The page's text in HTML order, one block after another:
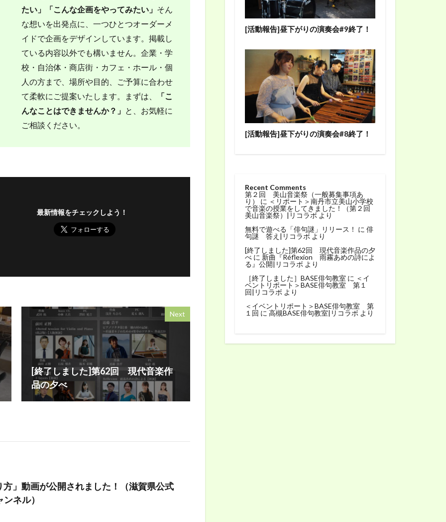
たい」
「こんな企画をやってみたい」 そん
な想いを出発点に、一つひとつオーダーメ
イドで企画をデザインしています。掲載し
ている内容以外でも構いません。企業・学
校・自治体・商店街・カフェ・ホール・個
人の方まで、場所や目的、ご予算に合わせ
て柔軟にご提案いたします。まずは、
「こ
んなことはできませんか？」 と、お気軽に
ご相談ください。
最新情報をチェックしよう！
Next
[終了しました]第62回 現代音楽作
品の夕べ
方」動画が公開されました！（滋賀県公式
ネル）
[活動報告]昼下がりの演奏会#9終了！
[活動報告]昼下がりの演奏会#8終了！
Recent Comments
第２回 美山音楽祭（一般募集事項あ
り）
に ＜リポート＞南丹市立美山小学校
で音楽の授業をしてきました！（第２回
美山音楽祭）|リコラボ より
無料で遊べる「俳句謎」リリース！ に 俳
句謎 答え|リコラボ より
[終了しました]第62回 現代音楽作品の夕
べ に 新曲『Réflexion 雨霧あめの詩によ
る』公開|リコラボ より
［終了しました］BASE俳句教室 に ＜イ
ベントリポート＞BASE俳句教室 第１
回|リコラボ より
＜イベントリポート＞BASE俳句教室 第
１回 に 高槻BASE俳句教室|リコラボ より